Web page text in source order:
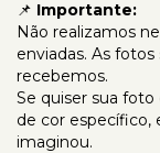
📌 Importante:
Não realizamos
enviadas. As
recebemos.
Se quiser sua
de cor específico,
imaginou.